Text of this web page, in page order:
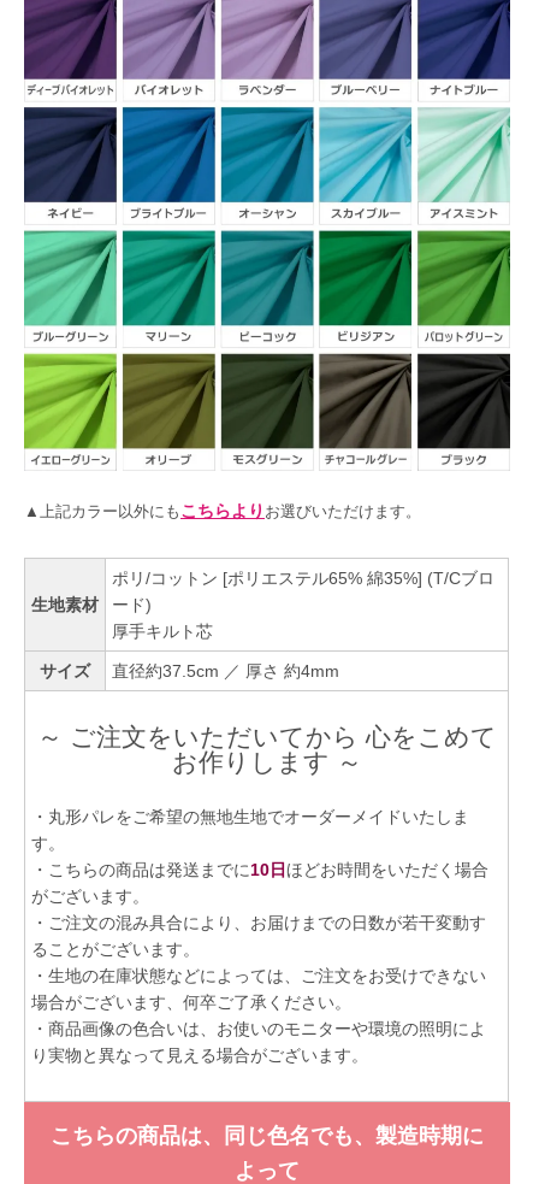
▲上記カラー以外にも こちらより お選びいただけます。
生地素材
ポリ/コットン [ポリエステル65% 綿35%] (T/Cブロ
ード)
厚手キルト芯
サイズ 直径約37.5cm ／ 厚さ 約4mm
～ ご注文をいただいてから 心をこめて
お作りします ～
・丸形パレをご希望の無地生地でオーダーメイドいたしま
す。
・こちらの商品は発送までに10日ほどお時間をいただく場合
がございます。
・ご注文の混み具合により、お届けまでの日数が若干変動す
ることがございます。
・生地の在庫状態などによっては、ご注文をお受けできない
場合がございます、何卒ご了承ください。
・商品画像の色合いは、お使いのモニターや環境の照明によ
り実物と異なって見える場合がございます。
こちらの商品は、同じ色名でも、製造時期に
よって